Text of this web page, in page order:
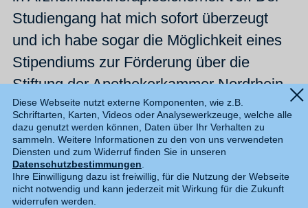
Studiengang hat mich sofort überzeugt
und ich habe sogar die Möglichkeit eines
Stipendiums zur Förderung über die
Stiftung der Apothekerkammer Nordrhein
bekommen. Durch die Bereitschaft meines
Arbeitgebers, mich dabei zu unterstützen
und durch die Möglichkeit, während des
Studiums bereits im Bereich AMTS in der
Klinik zu arbeiten, eröffnete sich für mich
Diese Webseite nutzt externe Komponenten, wie z.B.
Schriftarten, Karten, Videos oder Analysewerkzeuge, welche alle
dazu genutzt werden können, Daten über Ihr Verhalten zu
sammeln. Weitere Informationen zu den von uns verwendeten
Diensten und zum Widerruf finden Sie in unseren
Datenschutzbestimmungen.
Ihre Einwilligung dazu ist freiwillig, für die Nutzung der Webseite
nicht notwendig und kann jederzeit mit Wirkung für die Zukunft
widerrufen werden.